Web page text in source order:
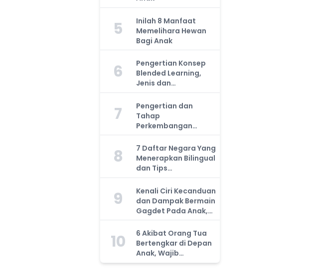
5
Inilah 8 Manfaat
Memelihara Hewan
Bagi Anak
6
Pengertian Konsep
Blended Learning,
Jenis dan
Manfaatnya, Anda
Harus Tahu!
7
Pengertian dan
Tahap
Perkembangan
Kemampuan Kognitif
Anak, Bunda Wajib
Tahu!
8
7 Daftar Negara Yang
Menerapkan Bilingual
dan Tips
Mengajarkan Pada
Anak
9
Kenali Ciri Kecanduan
dan Dampak Bermain
Gagdet Pada Anak,
Orang Tua Wajib
Tahu!
10
6 Akibat Orang Tua
Bertengkar di Depan
Anak, Wajib
Waspada!